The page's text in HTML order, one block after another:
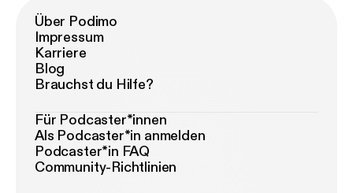
Über Podimo
Impressum
Karriere
Blog
Brauchst du Hilfe?
Für Podcaster*innen
Als Podcaster*in anmelden
Podcaster*in FAQ
Community-Richtlinien